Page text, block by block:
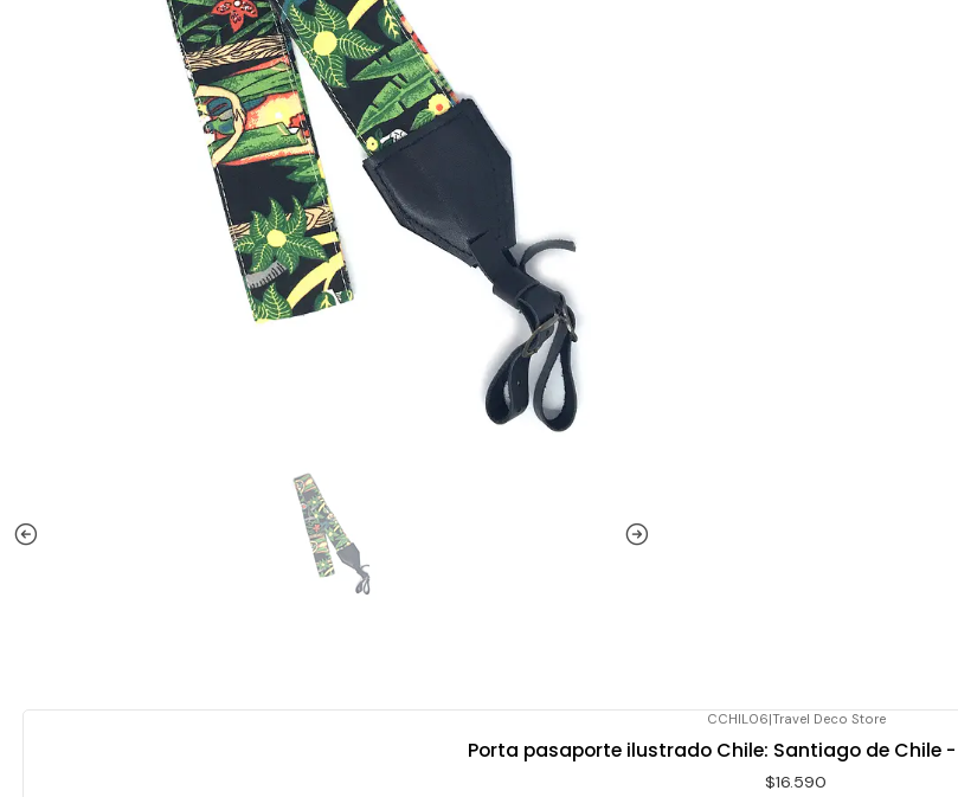
CCHIL06|Travel Deco Store
Porta pasaporte ilustrado Chile: Santiago de Chile -
$16.590